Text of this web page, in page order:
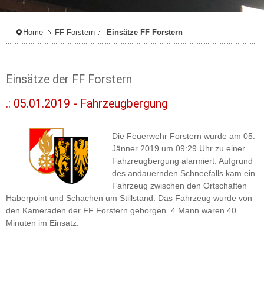
Home FF Forstern Einsätze FF Forstern
Einsätze der FF Forstern
.: 05.01.2019 - Fahrzeugbergung
Die Feuerwehr Forstern wurde am 05.
Jänner 2019 um 09:29 Uhr zu einer
Fahzreugbergung alarmiert. Aufgrund
des andauernden Schneefalls kam ein
Fahrzeug zwischen den Ortschaften
Haberpoint und Schachen um Stillstand. Das Fahrzeug wurde von
den Kameraden der FF Forstern geborgen. 4 Mann waren 40
Minuten im Einsatz.